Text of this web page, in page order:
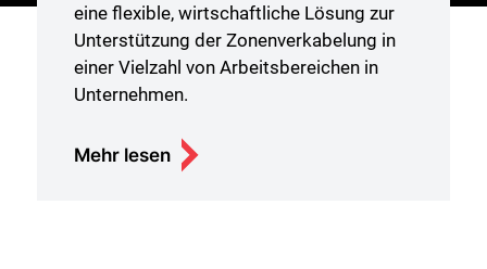
eine flexible, wirtschaftliche Lösung zur
Unterstützung der Zonenverkabelung in
einer Vielzahl von Arbeitsbereichen in
Unternehmen.
Mehr lesen